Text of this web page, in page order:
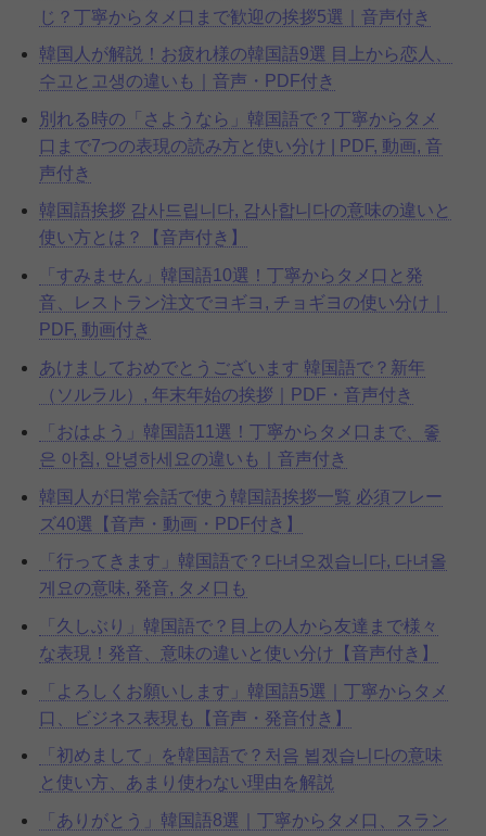
じ？丁寧からタメ口まで歓迎の挨拶5選｜音声付き
韓国人が解説！お疲れ様の韓国語9選 目上から恋人、
수고と고생の違いも｜音声・PDF付き
別れる時の「さようなら」韓国語で？丁寧からタメ
口まで7つの表現の読み方と使い分け | PDF, 動画, 音
声付き
韓国語挨拶 감사드립니다, 감사합니다の意味の違いと
使い方とは？【音声付き】
「すみません」韓国語10選！丁寧からタメ口と発
音、レストラン注文でヨギヨ, チョギヨの使い分け｜
PDF, 動画付き
あけましておめでとうございます 韓国語で？新年
（ソルラル）, 年末年始の挨拶｜PDF・音声付き
「おはよう」韓国語11選！丁寧からタメ口まで、좋
은 아침, 안녕하세요の違いも｜音声付き
韓国人が日常会話で使う韓国語挨拶一覧 必須フレー
ズ40選【音声・動画・PDF付き】
「行ってきます」韓国語で？다녀오겠습니다, 다녀올
게요の意味, 発音, タメ口も
「久しぶり」韓国語で？目上の人から友達まで様々
な表現！発音、意味の違いと使い分け【音声付き】
「よろしくお願いします」韓国語5選｜丁寧からタメ
口、ビジネス表現も【音声・発音付き】
「初めまして」を韓国語で？처음 뵙겠습니다の意味
と使い方、あまり使わない理由を解説
「ありがとう」韓国語8選｜丁寧からタメ口、スラン